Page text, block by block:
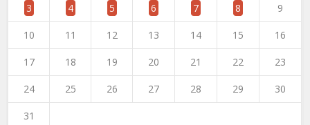
3 4 5 6 7 8 9
10 11 12 13 14 15 16
17 18 19 20 21 22 23
24 25 26 27 28 29 30
31